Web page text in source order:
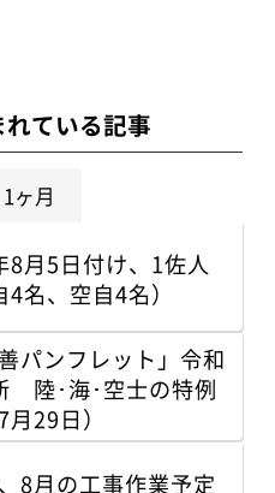
ている記事
1ヶ月
月5日付け、1佐人
名、空自4名）
パンフレット」令和
陸･海･空士の特例
29日）
8月の工事作業予定